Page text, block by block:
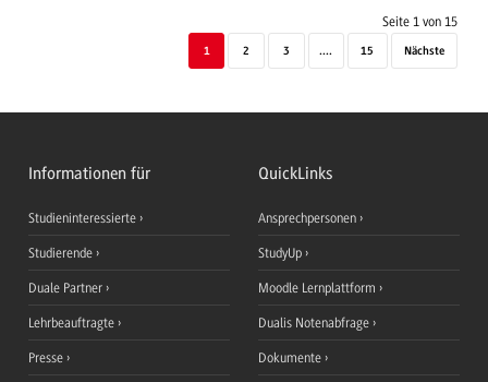
Seite 1 von 15
1 2 3 .... 15 Nächste
Informationen für
Studieninteressierte
Studierende
Duale Partner
Lehrbeauftragte
Presse
QuickLinks
Ansprechpersonen
StudyUp
Moodle Lernplattform
Dualis Notenabfrage
Dokumente